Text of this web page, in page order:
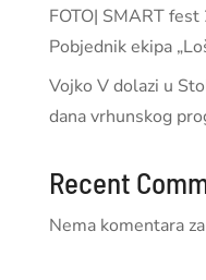
FOTO| SMART
Pobjednik ekipa
Vojko V dolazi u
dana vrhunskog
Recent
Nema komentara